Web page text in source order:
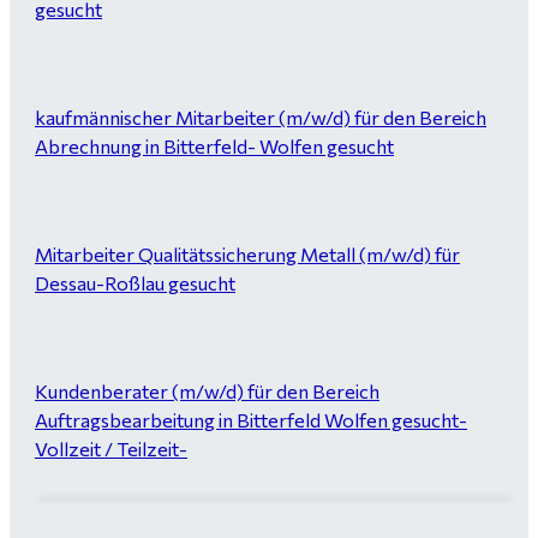
gesucht
kaufmännischer Mitarbeiter (m/w/d) für den Bereich
Abrechnung in Bitterfeld- Wolfen gesucht
Mitarbeiter Qualitätssicherung Metall (m/w/d) für
Dessau-Roßlau gesucht
Kundenberater (m/w/d) für den Bereich
Auftragsbearbeitung in Bitterfeld Wolfen gesucht-
Vollzeit / Teilzeit-